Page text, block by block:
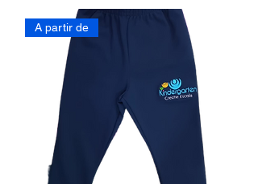
A partir de